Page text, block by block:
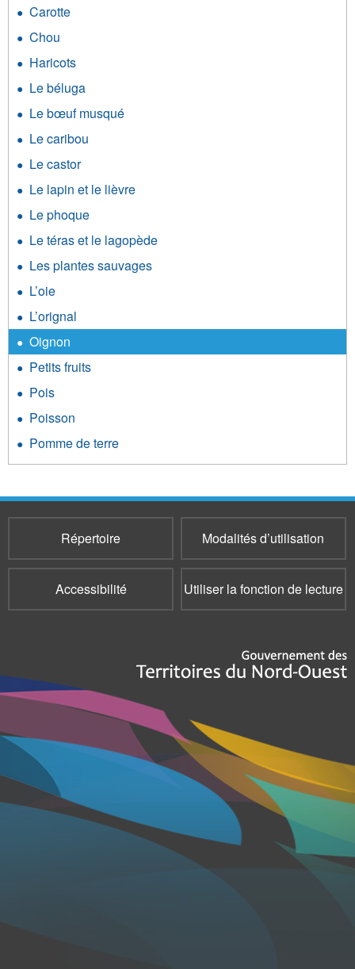
Carotte
Chou
Haricots
Le béluga
Le bœuf musqué
Le caribou
Le castor
Le lapin et le lièvre
Le phoque
Le téras et le lagopède
Les plantes sauvages
L’oie
L’orignal
Oignon
Petits fruits
Pois
Poisson
Pomme de terre
Répertoire Modalités d’utilisation
Accessibilité Utiliser la fonction de lecture